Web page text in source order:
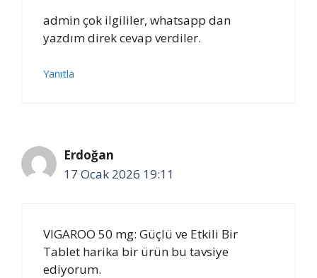
admin çok ilgililer, whatsapp dan
yazdım direk cevap verdiler.
Yanıtla
Erdoğan
17 Ocak 2026 19:11
VIGAROO 50 mg: Güçlü ve Etkili Bir
Tablet harika bir ürün bu tavsiye
ediyorum.